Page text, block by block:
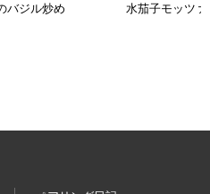
バジル炒め 水茄子モッツァ